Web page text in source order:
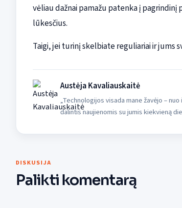
vėliau dažnai pamažu patenka į
lūkesčius.
Taigi, jei turinį skelbiate reguliariai ir jums
Austėja Kavaliauskaitė
„Technologijos visada mane žavėjo –
dalintis naujienomis su jumis kiekvieną
DISKUSIJA
Palikti komentarą